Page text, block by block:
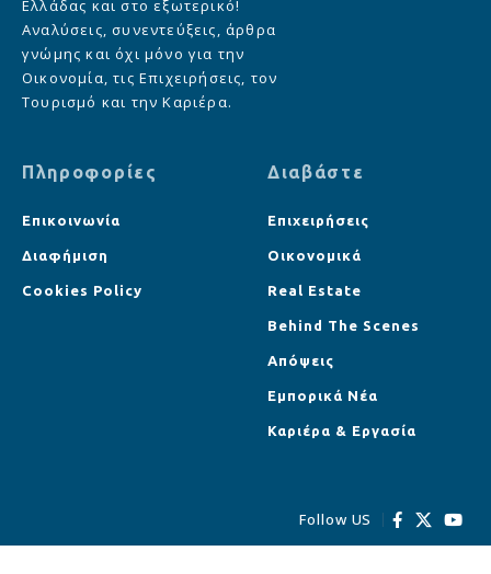
Ελλάδας και στο εξωτερικό!
Αναλύσεις, συνεντεύξεις, άρθρα
γνώμης και όχι μόνο για την
Οικονομία, τις Επιχειρήσεις, τον
Τουρισμό και την Καριέρα.
Πληροφορίες
Επικοινωνία
Διαφήμιση
Cookies Policy
Διαβάστε
Επιχειρήσεις
Οικονομικά
Real Estate
Behind The Scenes
Απόψεις
Εμπορικά Νέα
Καριέρα & Εργασία
Follow US